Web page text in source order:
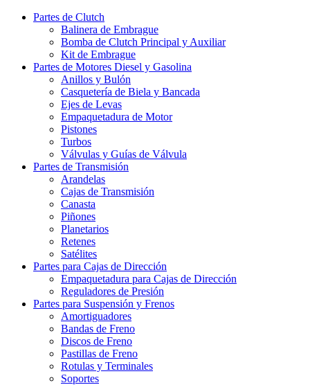
Partes de Clutch
Balinera de Embrague
Bomba de Clutch Principal y Auxiliar
Kit de Embrague
Partes de Motores Diesel y Gasolina
Anillos y Bulón
Casquetería de Biela y Bancada
Ejes de Levas
Empaquetadura de Motor
Pistones
Turbos
Válvulas y Guías de Válvula
Partes de Transmisión
Arandelas
Cajas de Transmisión
Canasta
Piñones
Planetarios
Retenes
Satélites
Partes para Cajas de Dirección
Empaquetadura para Cajas de Dirección
Reguladores de Presión
Partes para Suspensión y Frenos
Amortiguadores
Bandas de Freno
Discos de Freno
Pastillas de Freno
Rotulas y Terminales
Soportes